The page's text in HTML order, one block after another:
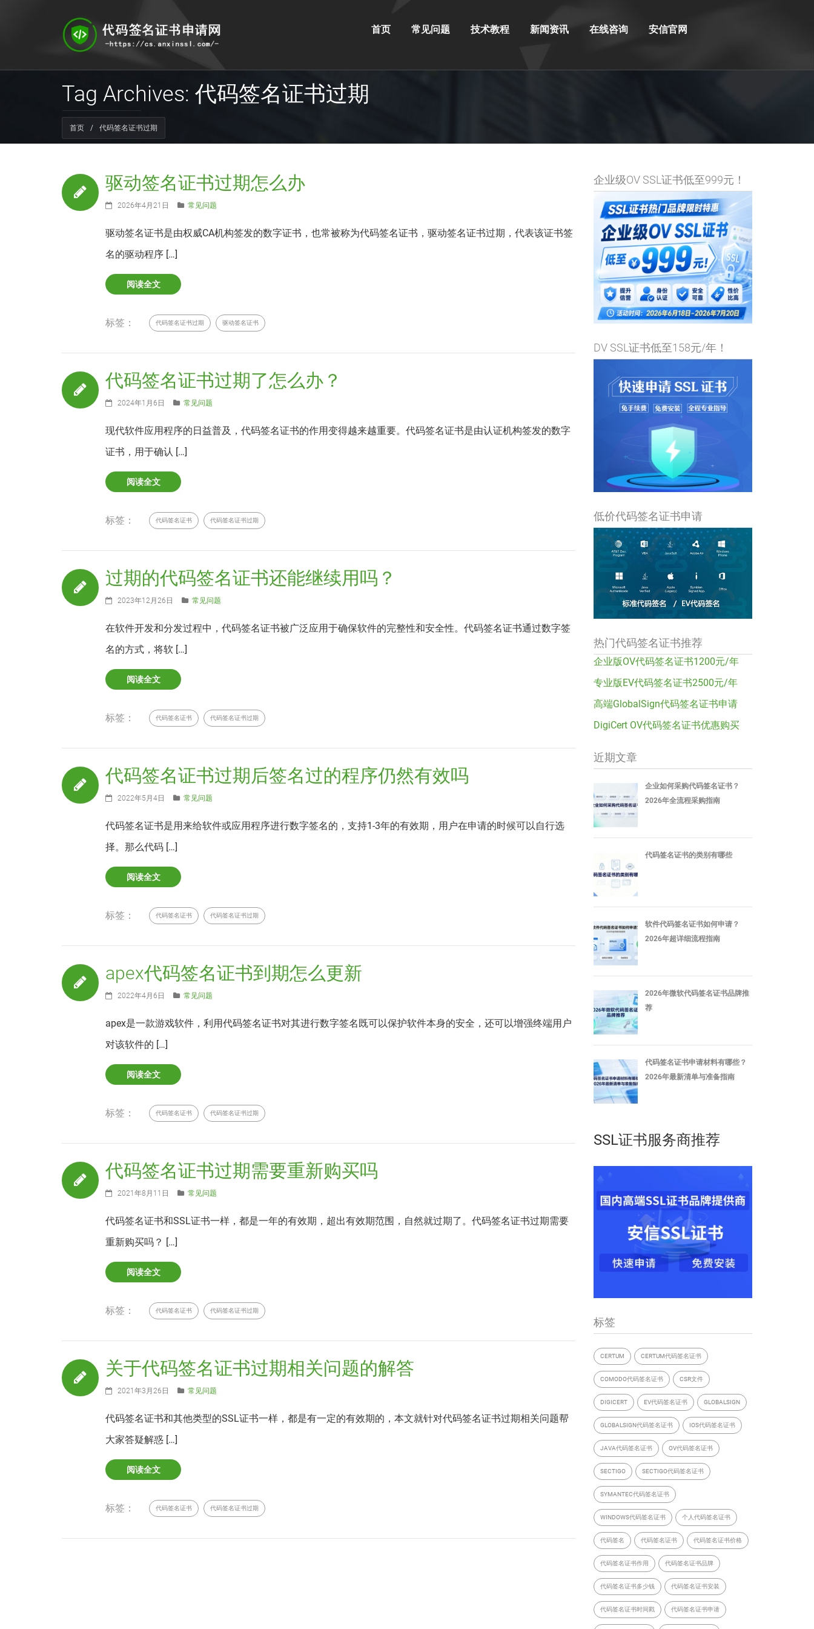
首页 常见问题 技术教程 新闻资讯 在线咨询 安信官网
Tag Archives: 代码签名证书过期
首页 / 代码签名证书过期
驱动签名证书过期怎么办
2026年4月21日 常见问题
驱动签名证书是由权威CA机构签发的数字证书，也常被称为代码签名证书，驱动签名证书过期，代表该证书签
名的驱动程序 […]
阅读全文
标签： 代码签名证书过期 驱动签名证书
代码签名证书过期了怎么办？
2024年1月6日 常见问题
现代软件应用程序的日益普及，代码签名证书的作用变得越来越重要。代码签名证书是由认证机构签发的数字
证书，用于确认 […]
阅读全文
标签： 代码签名证书 代码签名证书过期
过期的代码签名证书还能继续用吗？
2023年12月26日 常见问题
在软件开发和分发过程中，代码签名证书被广泛应用于确保软件的完整性和安全性。代码签名证书通过数字签
名的方式，将软 […]
阅读全文
标签： 代码签名证书 代码签名证书过期
代码签名证书过期后签名过的程序仍然有效吗
2022年5月4日 常见问题
代码签名证书是用来给软件或应用程序进行数字签名的，支持1-3年的有效期，用户在申请的时候可以自行选
择。那么代码 […]
阅读全文
标签： 代码签名证书 代码签名证书过期
apex代码签名证书到期怎么更新
2022年4月6日 常见问题
apex是一款游戏软件，利用代码签名证书对其进行数字签名既可以保护软件本身的安全，还可以增强终端用户
对该软件的 […]
阅读全文
标签： 代码签名证书 代码签名证书过期
代码签名证书过期需要重新购买吗
2021年8月11日 常见问题
代码签名证书和SSL证书一样，都是一年的有效期，超出有效期范围，自然就过期了。代码签名证书过期需要
重新购买吗？ […]
阅读全文
标签： 代码签名证书 代码签名证书过期
关于代码签名证书过期相关问题的解答
2021年3月26日 常见问题
代码签名证书和其他类型的SSL证书一样，都是有一定的有效期的，本文就针对代码签名证书过期相关问题帮
大家答疑解惑 […]
阅读全文
标签： 代码签名证书 代码签名证书过期
企业级OV SSL证书低至999元！
DV SSL证书低至158元/年！
低价代码签名证书申请
热门代码签名证书推荐
企业版OV代码签名证书1200元/年
专业版EV代码签名证书2500元/年
高端GlobalSign代码签名证书申请
DigiCert OV代码签名证书优惠购买
近期文章
企业如何采购代码签名证书？
2026年全流程采购指南
代码签名证书的类别有哪些
软件代码签名证书如何申请？
2026年超详细流程指南
2026年微软代码签名证书品牌推
荐
代码签名证书申请材料有哪些？
2026年最新清单与准备指南
SSL证书服务商推荐
标签
CERTUM CERTUM代码签名证书
COMODO代码签名证书 CSR文件
DIGICERT EV代码签名证书 GLOBALSIGN
GLOBALSIGN代码签名证书 IOS代码签名证书
JAVA代码签名证书 OV代码签名证书
SECTIGO SECTIGO代码签名证书
SYMANTEC代码签名证书
WINDOWS代码签名证书 个人代码签名证书
代码签名 代码签名证书 代码签名证书价格
代码签名证书作用 代码签名证书品牌
代码签名证书多少钱 代码签名证书安装
代码签名证书时间戳 代码签名证书申请